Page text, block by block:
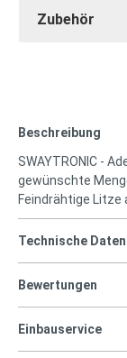
Zubehör
Beschreibung
SWAYTRONIC -
gewünschte
Feindrähtige Litze
Technische Daten
Bewertungen
Einbauservice